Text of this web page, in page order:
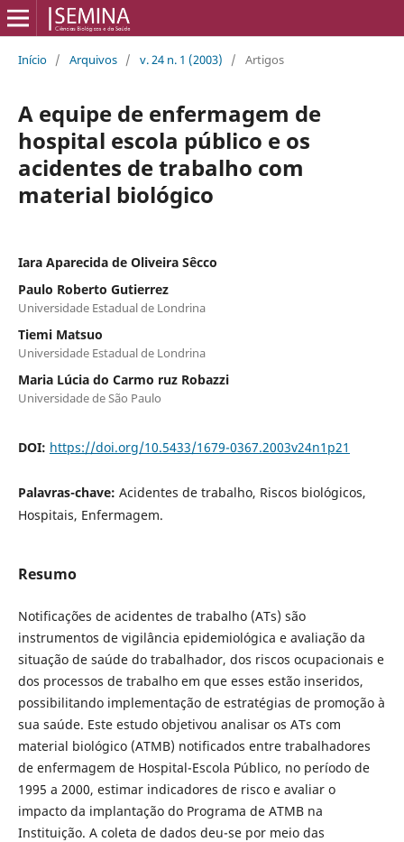
Início / Arquivos / v. 24 n. 1 (2003) / Artigos
A equipe de enfermagem de
hospital escola público e os
acidentes de trabalho com
material biológico
Iara Aparecida de Oliveira Sêcco
Paulo Roberto Gutierrez
Universidade Estadual de Londrina
Tiemi Matsuo
Universidade Estadual de Londrina
Maria Lúcia do Carmo ruz Robazzi
Universidade de São Paulo
DOI: https://doi.org/10.5433/1679-0367.2003v24n1p21
Palavras-chave: Acidentes de trabalho, Riscos biológicos,
Hospitais, Enfermagem.
Resumo
Notificações de acidentes de trabalho (ATs) são
instrumentos de vigilância epidemiológica e avaliação da
situação de saúde do trabalhador, dos riscos ocupacionais e
dos processos de trabalho em que esses estão inseridos,
possibilitando implementação de estratégias de promoção à
sua saúde. Este estudo objetivou analisar os ATs com
material biológico (ATMB) notificados entre trabalhadores
de enfermagem de Hospital-Escola Público, no período de
1995 a 2000, estimar indicadores de risco e avaliar o
impacto da implantação do Programa de ATMB na
Instituição. A coleta de dados deu-se por meio das